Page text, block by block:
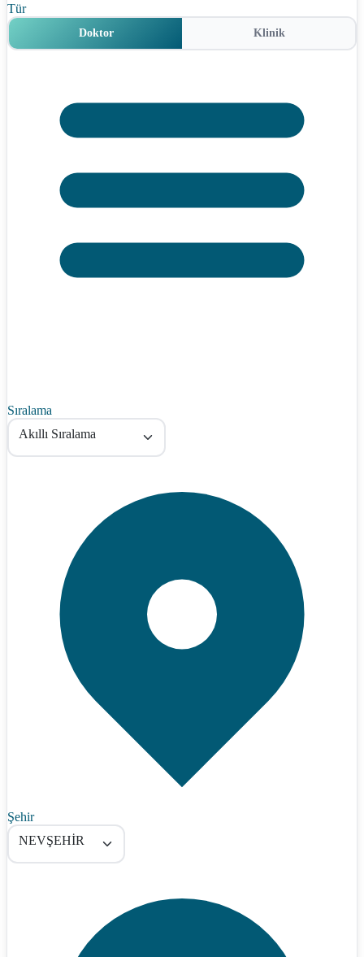
Tür
Doktor Klinik
Sıralama
Akıllı Sıralama
Şehir
NEVŞEHİR